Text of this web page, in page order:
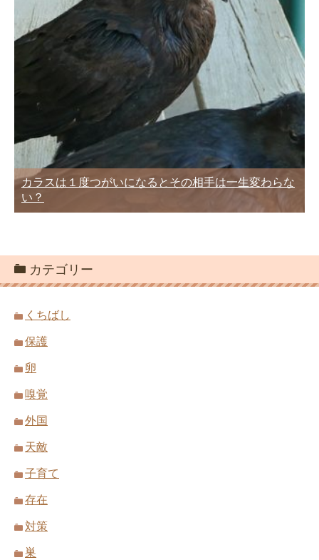
カラスは１度つがいになるとその相手は一生変わらな
い？
カテゴリー
くちばし
保護
卵
嗅覚
外国
天敵
子育て
存在
対策
巣